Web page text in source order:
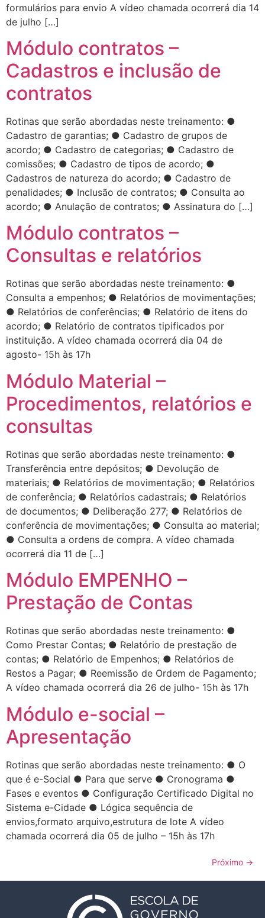
formulários para envio A vídeo chamada ocorrerá dia 14
de julho […]
Módulo contratos –
Cadastros e inclusão de
contratos
Rotinas que serão abordadas neste treinamento: ●
Cadastro de garantias; ● Cadastro de grupos de
acordo; ● Cadastro de categorias; ● Cadastro de
comissões; ● Cadastro de tipos de acordo; ●
Cadastros de natureza do acordo; ● Cadastro de
penalidades; ● Inclusão de contratos; ● Consulta ao
acordo; ● Anulação de contratos; ● Assinatura do […]
Módulo contratos –
Consultas e relatórios
Rotinas que serão abordadas neste treinamento: ●
Consulta a empenhos; ● Relatórios de movimentações;
● Relatórios de conferências; ● Relatório de itens do
acordo; ● Relatório de contratos tipificados por
instituição. A vídeo chamada ocorrerá dia 04 de
agosto- 15h às 17h
Módulo Material –
Procedimentos, relatórios e
consultas
Rotinas que serão abordadas neste treinamento: ●
Transferência entre depósitos; ● Devolução de
materiais; ● Relatórios de movimentação; ● Relatórios
de conferência; ● Relatórios cadastrais; ● Relatórios
de documentos; ● Deliberação 277; ● Relatórios de
conferência de movimentações; ● Consulta ao material;
● Consulta a ordens de compra. A vídeo chamada
ocorrerá dia 11 de […]
Módulo EMPENHO –
Prestação de Contas
Rotinas que serão abordadas neste treinamento: ●
Como Prestar Contas; ● Relatório de prestação de
contas; ● Relatório de Empenhos; ● Relatórios de
Restos a Pagar; ● Reemissão de Ordem de Pagamento;
A vídeo chamada ocorrerá dia 26 de julho- 15h às 17h
Módulo e-social –
Apresentação
Rotinas que serão abordadas neste treinamento: ● O
que é e-Social ● Para que serve ● Cronograma ●
Fases e eventos ● Configuração Certificado Digital no
Sistema e-Cidade ● Lógica sequência de
envios,formato arquivo,estrutura de lote A vídeo
chamada ocorrerá dia 05 de julho – 15h às 17h
Próximo →